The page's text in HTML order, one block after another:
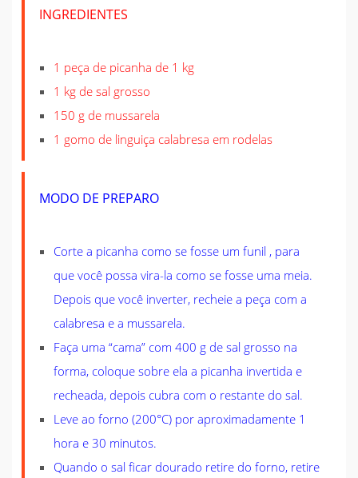
INGREDIENTES
1 peça de picanha de 1 kg
1 kg de sal grosso
150 g de mussarela
1 gomo de linguiça calabresa em rodelas
MODO DE PREPARO
Corte a picanha como se fosse um funil , para
que você possa vira-la como se fosse uma meia.
Depois que você inverter, recheie a peça com a
calabresa e a mussarela.
Faça uma “cama” com 400 g de sal grosso na
forma, coloque sobre ela a picanha invertida e
recheada, depois cubra com o restante do sal.
Leve ao forno (200°C) por aproximadamente 1
hora e 30 minutos.
Quando o sal ficar dourado retire do forno, retire